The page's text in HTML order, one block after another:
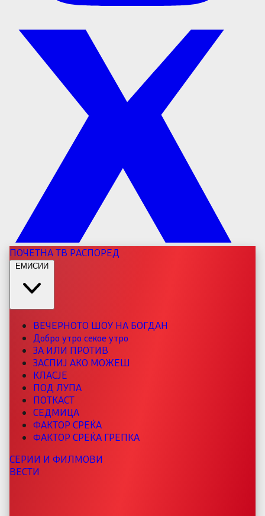
ПОЧЕТНАТВ РАСПОРЕД
ЕМИСИИ
ВЕЧЕРНОТО ШОУ НА БОГДАН
Добро утро секое утро
ЗА ИЛИ ПРОТИВ
ЗАСПИЈ АКО МОЖЕШ
КЛАСЈЕ
ПОД ЛУПА
ПОТКАСТ
СЕДМИЦА
ФАКТОР СРЕЌА
ФАКТОР СРЕЌА ГРЕПКА
СЕРИИ И ФИЛМОВИ
ВЕСТИ